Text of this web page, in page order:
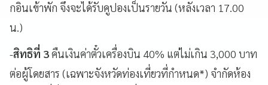
กอินเข้าพัก จึงจะได้รับคูปองเป็นรายวัน (หลังเวลา 17.00
น.)
-สิทธิที่ 3คืนเงินค่าตั๋วเครื่องบิน 40% แต่ไม่เกิน 3,000 บาท
ต่อผู้โดยสาร (เฉพาะจังหวัดท่องเที่ยวที่กำหนด*) จำกัดห้อง